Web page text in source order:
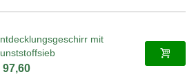
mit
97,60